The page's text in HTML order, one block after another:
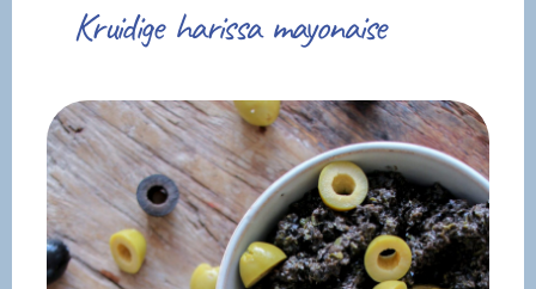
Kruidige harissa mayonaise